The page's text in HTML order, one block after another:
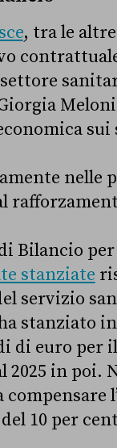
, tra le altre
Meloni
nelle
Bilancio
stanziate
servizio
stanziato
di euro per
in poi.
10 per